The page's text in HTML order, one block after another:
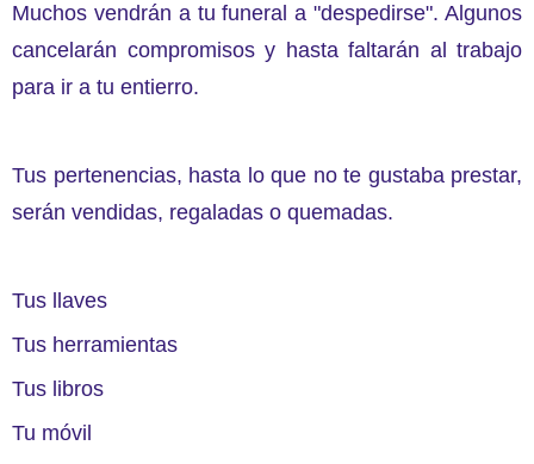
Muchos vendrán a tu funeral a "despedirse". Algunos
cancelarán compromisos y hasta faltarán al trabajo
para ir a tu entierro.
Tus pertenencias, hasta lo que no te gustaba prestar,
serán vendidas, regaladas o quemadas.
Tus llaves
Tus herramientas
Tus libros
Tu móvil